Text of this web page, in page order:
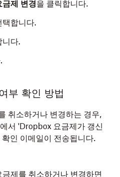
금제 변경을 클릭합니다.
합니다.
니다.
부 확인 방법
취소하거나 변경하는 경우,
에서 'Dropbox 요금제가 갱신
인 이메일이 전송됩니다.
제를 취소하거나 변경하면